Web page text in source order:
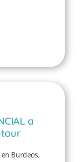
a
Burdeos,